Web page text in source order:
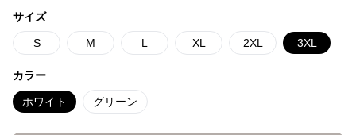
サイズ
S M L XL 2XL 3XL
カラー
ホワイト グリーン